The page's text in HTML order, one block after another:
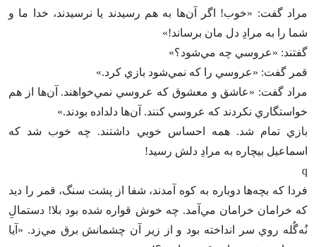
مراد گفت‌: «خوب‌! اگر آن‌ها به هم رسيدند يا نرسيدند، خدا ما و
شما را به مرادِ دل مان برساند!»
گفتند: «عروسي چه مي‌شود؟»
قمر گفت‌: «عروسي را كه نمي‌شود بازي كرد.»
مراد گفت‌: «عاشق و معشوق كه عروسي نمي‌خواهند. آن‌ها از هم
خواستگاري نكردند كه عروسي كنند. آن‌ها دلداده بودند.»
بازي تمام شد. همه احساس خوبي داشتند. چه خوب شد كه
اسماعيل بيچاره به مرادِ دلش رسيد!
q
فردا كه بچه‌ها دوباره به كوه آمدند، شفا از پشت سنگ‌، قمر را ديد
كه خرامان خرامان مي‌آمد. چه خوش قواره شده بود بلا! دستمال‌ِ
نُه‌گُله روي سر انداخته بود و از زير آن چشمانش برق مي‌زد. «آيا